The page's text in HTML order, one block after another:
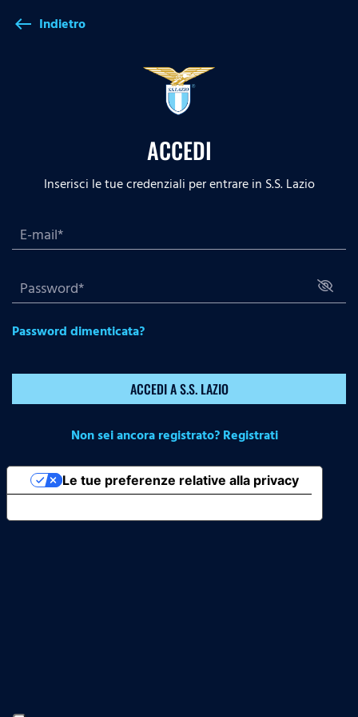
west Indietro
ACCEDI
Inserisci le tue credenziali per entrare in S.S. Lazio
Password dimenticata?
ACCEDI A S.S. LAZIO
Non sei ancora registrato? Registrati
Le tue preferenze relative alla privacy